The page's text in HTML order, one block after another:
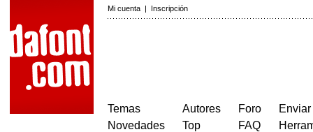
Mi cuenta | Inscripción
Temas
Novedades
Autores
Top
Foro
FAQ